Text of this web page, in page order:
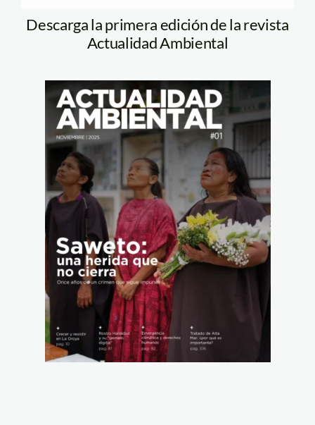
Descarga la primera edición de la revista
Actualidad Ambiental